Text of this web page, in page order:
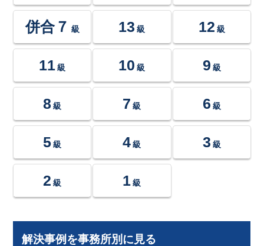
併合７ 級 13 級 12 級
11 級 10 級 9 級
8 級 7 級 6 級
5 級 4 級 3 級
2 級 1 級
解決事例を事務所別に見る